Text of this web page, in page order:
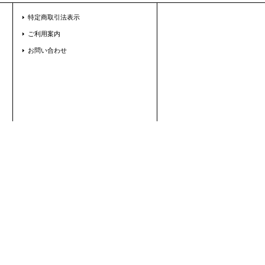
特定商取引法表示
ご利用案内
お問い合わせ